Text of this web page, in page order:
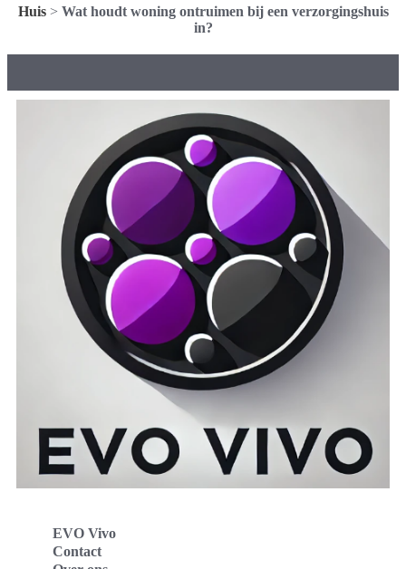
Huis> Wat houdt woning ontruimen bij een verzorgingshuis
in?
EVO Vivo
Contact